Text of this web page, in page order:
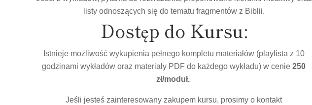
listy odnoszących się do tematu fragmentów z Biblii.
Dostęp do Kursu:
Istnieje możliwość wykupienia pełnego kompletu materiałów (playlista z 10
godzinami wykładów oraz materiały PDF do każdego wykładu) w cenie250
zł/moduł.
Jeśli jesteś zainteresowany zakupem kursu, prosimy o kontakt